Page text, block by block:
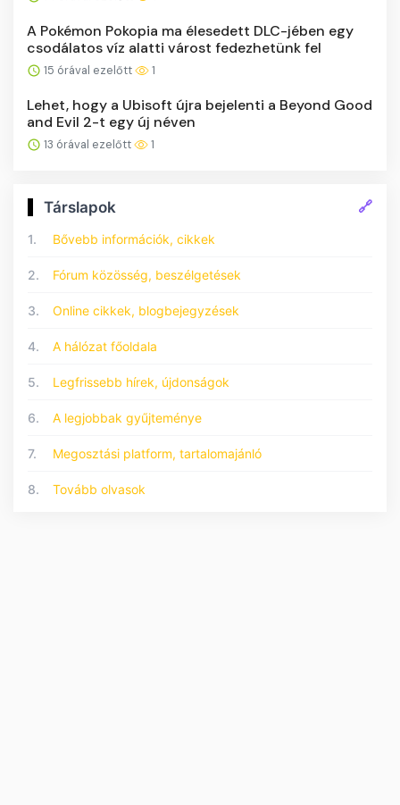
A Pokémon Pokopia ma élesedett DLC-jében egy
csodálatos víz alatti várost fedezhetünk fel
15 órával ezelőtt 1
Lehet, hogy a Ubisoft újra bejelenti a Beyond Good
and Evil 2-t egy új néven
13 órával ezelőtt 1
Társlapok 🔗
1. Bővebb információk, cikkek
2. Fórum közösség, beszélgetések
3. Online cikkek, blogbejegyzések
4. A hálózat főoldala
5. Legfrissebb hírek, újdonságok
6. A legjobbak gyűjteménye
7. Megosztási platform, tartalomajánló
8. Tovább olvasok